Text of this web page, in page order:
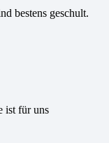
bestens geschult.
ist für uns